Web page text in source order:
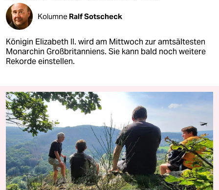
Kolumne Ralf Sotscheck
Königin Elizabeth II. wird am Mittwoch zur amtsältesten
Monarchin Großbritanniens. Sie kann bald noch weitere
Rekorde einstellen.